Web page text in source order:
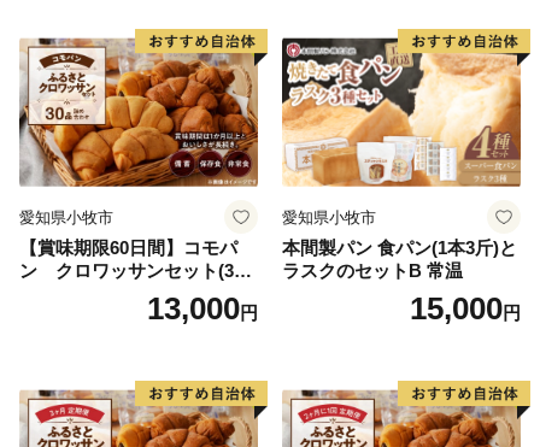
愛知県小牧市
【賞味期限60日間】コモパ
ン クロワッサンセット(30
個入り)／災害用備蓄 保存食
非常食 防災グッズにも
13,000円
愛知県小牧市
本間製パン 食パン(1本3斤)と
ラスクのセットB 常温
15,000円